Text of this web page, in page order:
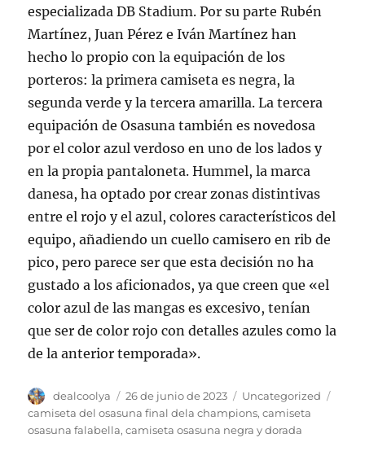
especializada DB Stadium. Por su parte Rubén
Martínez, Juan Pérez e Iván Martínez han
hecho lo propio con la equipación de los
porteros: la primera camiseta es negra, la
segunda verde y la tercera amarilla. La tercera
equipación de Osasuna también es novedosa
por el color azul verdoso en uno de los lados y
en la propia pantaloneta. Hummel, la marca
danesa, ha optado por crear zonas distintivas
entre el rojo y el azul, colores característicos del
equipo, añadiendo un cuello camisero en rib de
pico, pero parece ser que esta decisión no ha
gustado a los aficionados, ya que creen que «el
color azul de las mangas es excesivo, tenían
que ser de color rojo con detalles azules como la
de la anterior temporada».
Autor
dealcoolya
Publicado
el
26 de junio de 2023 Categorías
Uncategorized
camiseta del osasuna final dela champions,camiseta
osasuna falabella,camiseta osasuna negra y dorada